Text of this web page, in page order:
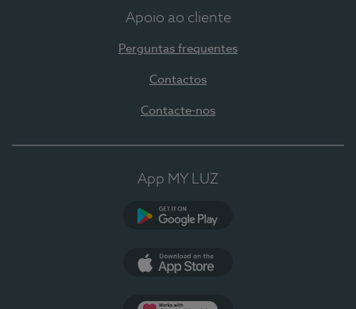
Apoio ao cliente
Perguntas frequentes
Contactos
Contacte-nos
App MY LUZ